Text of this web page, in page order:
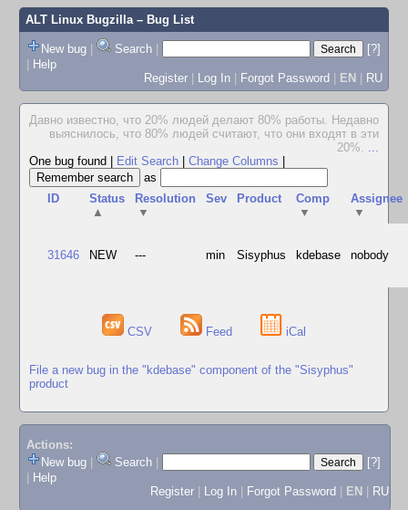
ALT Linux Bugzilla– Bug List
New bug | Search |
[?]
| Help
Register | Log In | Forgot Password | EN | RU
Давно известно, что 20% людей делают 80% работы. Недавно
выяснилось, что 80% людей считают, что они входят в эти
20%. ...
One bug found
Edit Search Change Columns
as
ID
Status
▲
Resolution
▼
Sev Product
Comp
▼
Assignee
▼
31646 NEW --- min Sisyphus kdebase nobody
CSV Feed iCal
File a new bug in the "kdebase" component of the "Sisyphus"
product
Actions:
New bug
Search
[?]
Help
Register
Log In Forgot Password EN RU